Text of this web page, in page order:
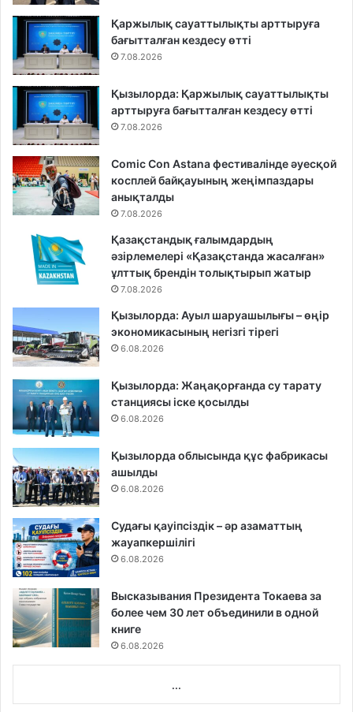
Қаржылық сауаттылықты арттыруға
бағытталған кездесу өтті
7.08.2026
Қызылорда: Қаржылық сауаттылықты
арттыруға бағытталған кездесу өтті
7.08.2026
Comic Con Astana фестивалінде әуесқой
косплей байқауының жеңімпаздары
анықталды
7.08.2026
Қазақстандық ғалымдардың
әзірлемелері «Қазақстанда жасалған»
ұлттық брендін толықтырып жатыр
7.08.2026
Қызылорда: Ауыл шаруашылығы – өңір
экономикасының негізгі тірегі
6.08.2026
Қызылорда: Жаңақорғанда су тарату
станциясы іске қосылды
6.08.2026
Қызылорда облысында құс фабрикасы
ашылды
6.08.2026
Судағы қауіпсіздік – әр азаматтың
жауапкершілігі
6.08.2026
Высказывания Президента Токаева за
более чем 30 лет объединили в одной
книге
6.08.2026
...